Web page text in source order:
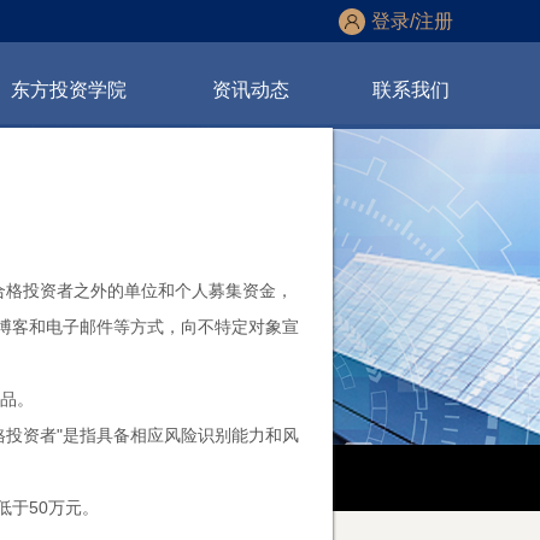
投资者之外的单位和个人募集资金，
客和电子邮件等方式，向不特定对象宣
。
资者"是指具备相应风险识别能力和风
50万元。
登录/注册
东方投资学院 资讯动态 联系我们